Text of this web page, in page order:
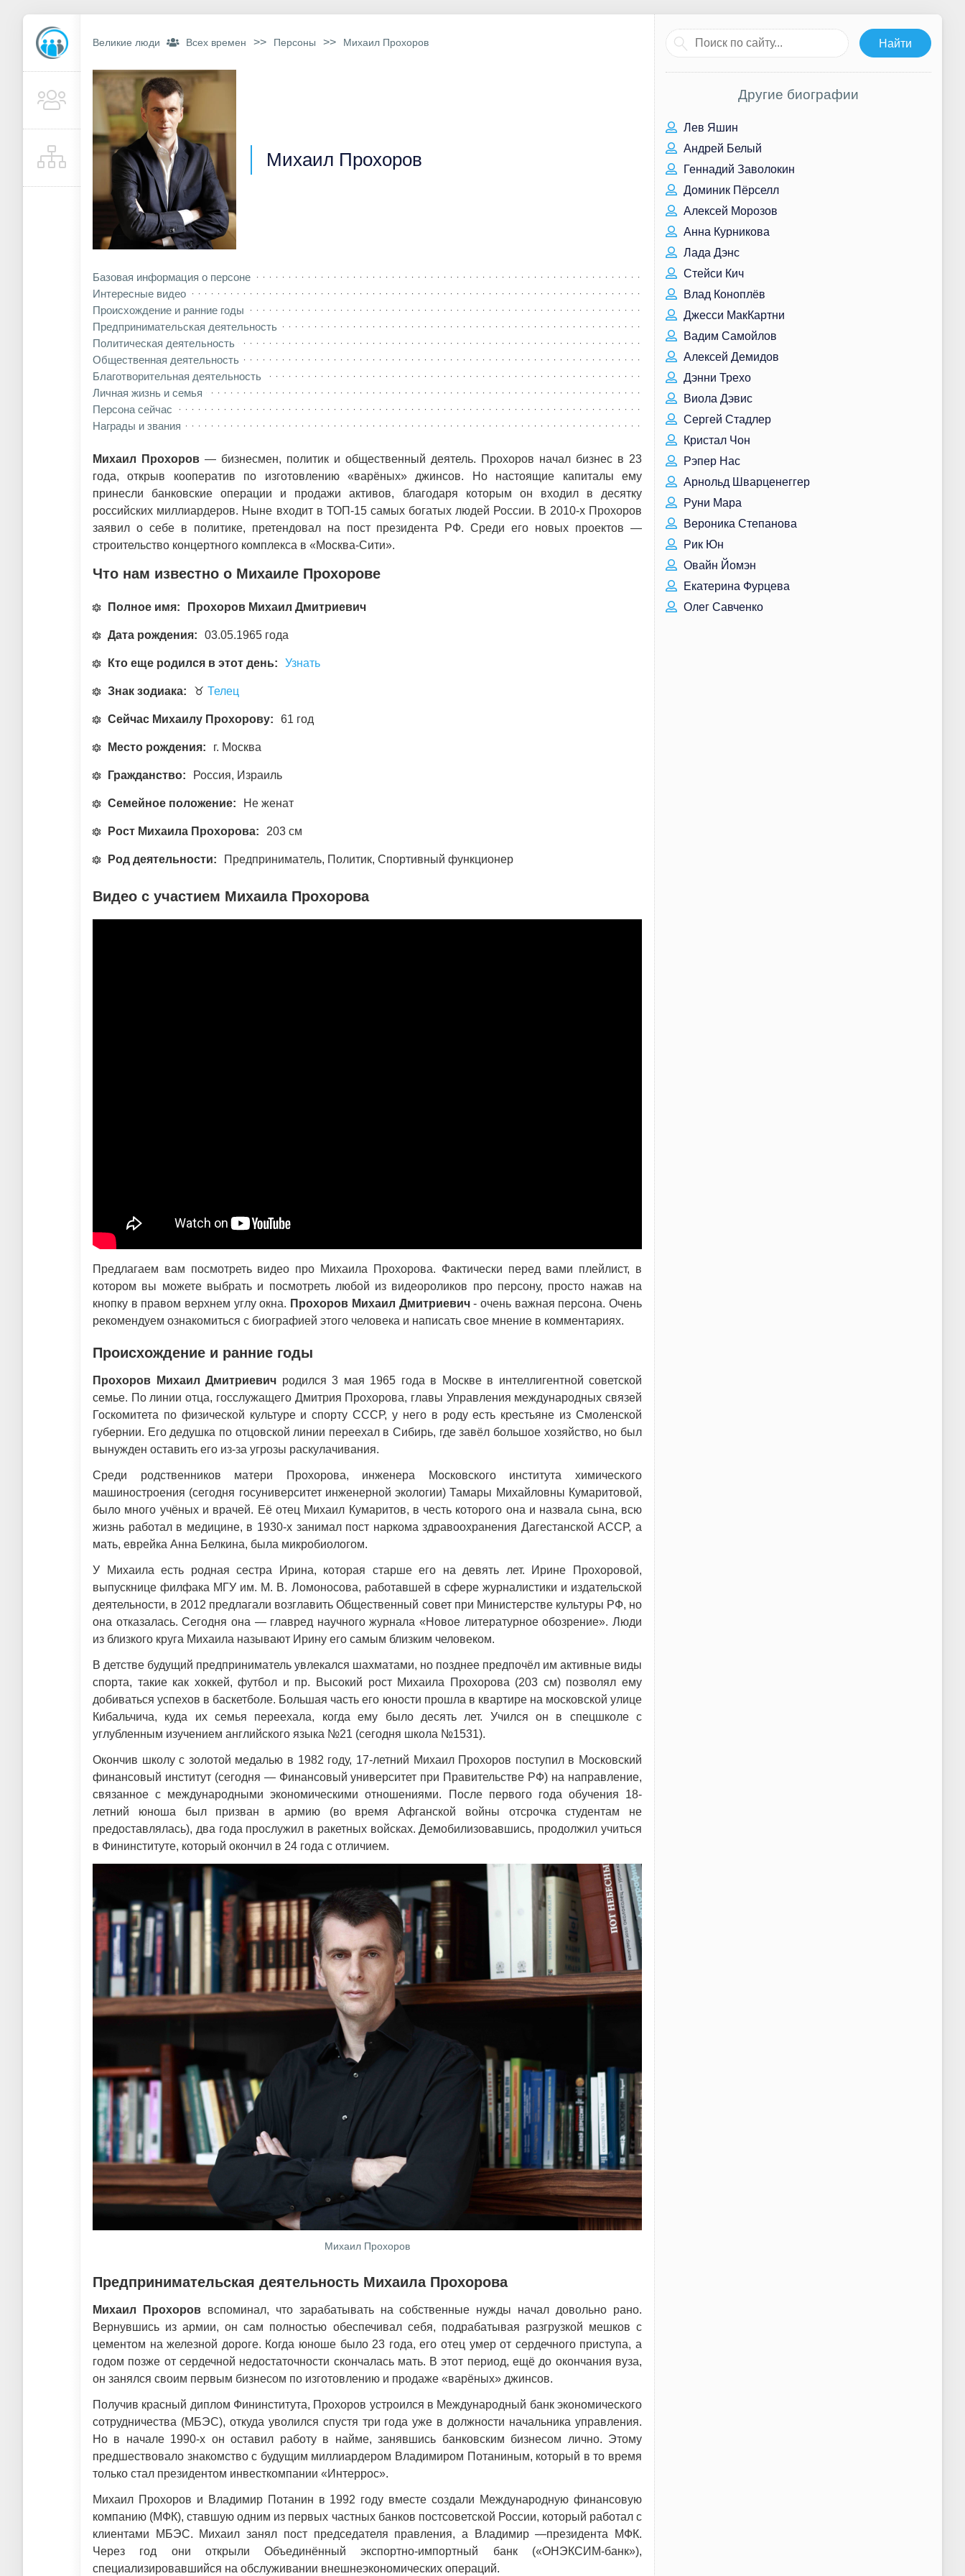
Великие люди Всех времен >> Персоны >> Михаил Прохоров
Михаил Прохоров
Базовая информация о персоне
Интересные видео
Происхождение и ранние годы
Предпринимательская деятельность
Политическая деятельность
Общественная деятельность
Благотворительная деятельность
Личная жизнь и семья
Персона сейчас
Награды и звания
Михаил Прохоров — бизнесмен, политик и общественный деятель. Прохоров начал бизнес в 23
года, открыв кооператив по изготовлению «варёных» джинсов. Но настоящие капиталы ему
принесли банковские операции и продажи активов, благодаря которым он входил в десятку
российских миллиардеров. Ныне входит в ТОП-15 самых богатых людей России. В 2010-х Прохоров
заявил о себе в политике, претендовал на пост президента РФ. Среди его новых проектов —
строительство концертного комплекса в «Москва-Сити».
Что нам известно о Михаиле Прохорове
Полное имя: Прохоров Михаил Дмитриевич
Дата рождения: 03.05.1965 года
Кто еще родился в этот день: Узнать
Знак зодиака: ♉ Телец
Сейчас Михаилу Прохорову: 61 год
Место рождения: г. Москва
Гражданство: Россия, Израиль
Семейное положение: Не женат
Рост Михаила Прохорова: 203 см
Род деятельности: Предприниматель, Политик, Спортивный функционер
Видео с участием Михаила Прохорова
Предлагаем вам посмотреть видео про Михаила Прохорова. Фактически перед вами плейлист, в
котором вы можете выбрать и посмотреть любой из видеороликов про персону, просто нажав на
кнопку в правом верхнем углу окна. Прохоров Михаил Дмитриевич- очень важная персона. Очень
рекомендуем ознакомиться с биографией этого человека и написать свое мнение в комментариях.
Происхождение и ранние годы
Прохоров Михаил Дмитриевич родился 3 мая 1965 года в Москве в интеллигентной советской
семье. По линии отца, госслужащего Дмитрия Прохорова, главы Управления международных связей
Госкомитета по физической культуре и спорту СССР, у него в роду есть крестьяне из Смоленской
губернии. Его дедушка по отцовской линии переехал в Сибирь, где завёл большое хозяйство, но был
вынужден оставить его из-за угрозы раскулачивания.
Среди родственников матери Прохорова, инженера Московского института химического
машиностроения (сегодня госуниверситет инженерной экологии) Тамары Михайловны Кумаритовой,
было много учёных и врачей. Её отец Михаил Кумаритов, в честь которого она и назвала сына, всю
жизнь работал в медицине, в 1930-х занимал пост наркома здравоохранения Дагестанской АССР, а
мать, еврейка Анна Белкина, была микробиологом.
У Михаила есть родная сестра Ирина, которая старше его на девять лет. Ирине Прохоровой,
выпускнице филфака МГУ им. М. В. Ломоносова, работавшей в сфере журналистики и издательской
деятельности, в 2012 предлагали возглавить Общественный совет при Министерстве культуры РФ, но
она отказалась. Сегодня она — главред научного журнала «Новое литературное обозрение». Люди
из близкого круга Михаила называют Ирину его самым близким человеком.
В детстве будущий предприниматель увлекался шахматами, но позднее предпочёл им активные виды
спорта, такие как хоккей, футбол и пр. Высокий рост Михаила Прохорова (203 см) позволял ему
добиваться успехов в баскетболе. Большая часть его юности прошла в квартире на московской улице
Кибальчича, куда их семья переехала, когда ему было десять лет. Учился он в спецшколе с
углубленным изучением английского языка №21 (сегодня школа №1531).
Окончив школу с золотой медалью в 1982 году, 17-летний Михаил Прохоров поступил в Московский
финансовый институт (сегодня — Финансовый университет при Правительстве РФ) на направление,
связанное с международными экономическими отношениями. После первого года обучения 18-
летний юноша был призван в армию (во время Афганской войны отсрочка студентам не
предоставлялась), два года прослужил в ракетных войсках. Демобилизовавшись, продолжил учиться
в Фининституте, который окончил в 24 года с отличием.
Михаил Прохоров
Предпринимательская деятельность Михаила Прохорова
Михаил Прохороввспоминал, что зарабатывать на собственные нужды начал довольно рано.
Вернувшись из армии, он сам полностью обеспечивал себя, подрабатывая разгрузкой мешков с
цементом на железной дороге. Когда юноше было 23 года, его отец умер от сердечного приступа, а
годом позже от сердечной недостаточности скончалась мать. В этот период, ещё до окончания вуза,
он занялся своим первым бизнесом по изготовлению и продаже «варёных» джинсов.
Получив красный диплом Фининститута, Прохоров устроился в Международный банк экономического
сотрудничества (МБЭС), откуда уволился спустя три года уже в должности начальника управления.
Но в начале 1990-х он оставил работу в найме, занявшись банковским бизнесом лично. Этому
предшествовало знакомство с будущим миллиардером Владимиром Потаниным, который в то время
только стал президентом инвесткомпании «Интеррос».
Михаил Прохоров и Владимир Потанин в 1992 году вместе создали Международную финансовую
компанию (МФК), ставшую одним из первых частных банков постсоветской России, который работал с
клиентами МБЭС. Михаил занял пост председателя правления, а Владимир —президента МФК.
Через год они открыли Объединённый экспортно-импортный банк («ОНЭКСИМ-банк»),
специализировавшийся на обслуживании внешнеэкономических операций.
Другие биографии
Лев Яшин
Андрей Белый
Геннадий Заволокин
Доминик Пёрселл
Алексей Морозов
Анна Курникова
Лада Дэнс
Стейси Кич
Влад Коноплёв
Джесси МакКартни
Вадим Самойлов
Алексей Демидов
Дэнни Трехо
Виола Дэвис
Сергей Стадлер
Кристал Чон
Рэпер Нас
Арнольд Шварценеггер
Руни Мара
Вероника Степанова
Рик Юн
Овайн Йомэн
Екатерина Фурцева
Олег Савченко